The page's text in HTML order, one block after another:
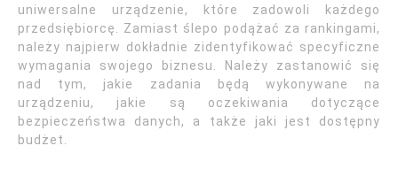
uniwersalne urządzenie, które zadowoli każdego
przedsiębiorcę. Zamiast ślepo podążać za rankingami,
należy najpierw dokładnie zidentyfikować specyficzne
wymagania swojego biznesu. Należy zastanowić się
nad tym, jakie zadania będą wykonywane na
urządzeniu, jakie są oczekiwania dotyczące
bezpieczeństwa danych, a także jaki jest dostępny
budżet.